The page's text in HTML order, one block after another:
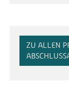
ZU ALLEN